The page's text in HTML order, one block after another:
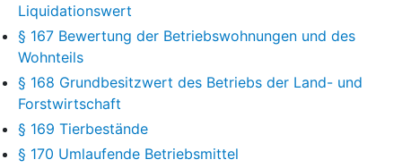
Liquidationswert
§ 167 Bewertung der Betriebswohnungen und des
Wohnteils
§ 168 Grundbesitzwert des Betriebs der Land- und
Forstwirtschaft
§ 169 Tierbestände
§ 170 Umlaufende Betriebsmittel